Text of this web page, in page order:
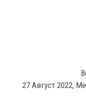
27 Август 2022,